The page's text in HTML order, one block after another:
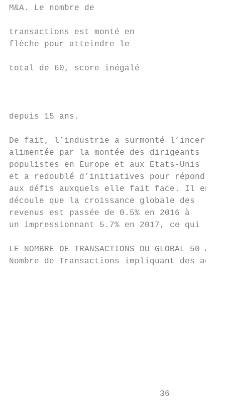
M&A. Le nombre de
transactions est monté en
flèche pour atteindre le
total de 60, score inégalé
depuis 15 ans.
De fait, l’industrie a surmonté
alimentée par la montée des
populistes en Europe et aux Etats-
et a redoublé d’initiatives pour
aux défis auxquels elle fait face. Il
découle que la croissance globale
revenus est passée de 0.5% en 2016
un impressionnant 5.7% en 2017, ce
LE NOMBRE DE TRANSACTIONS DU GLOBAL 50 A
Nombre de Transactions impliquant des
                              36